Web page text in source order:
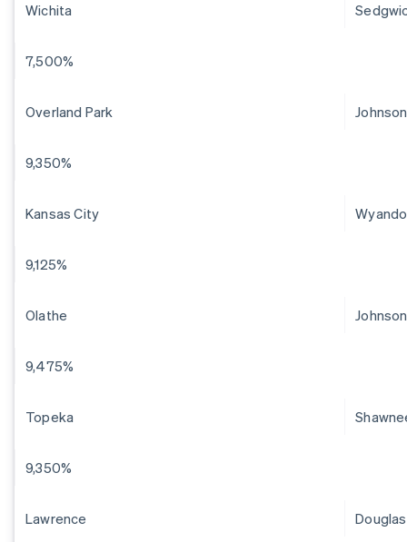
Wichita
7,500%
Overland Park Johnson
9,350%
Kansas City
9,125%
Olathe Johnson
9,475%
Topeka
9,350%
Lawrence Douglas